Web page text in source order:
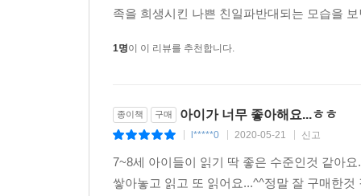
족을 희생시킨 나쁜 친일파반대되는 모습을
1명이 이 리뷰를 추천합니다.
종이책 구매 아이가 너무 좋아해요...ㅎㅎ
l*****0 2020-05-21 신고
7~8세 아이들이 읽기 딱 좋은 수준인것 같아
쌓아놓고 읽고 또 읽어요...^^정말 잘 구매한